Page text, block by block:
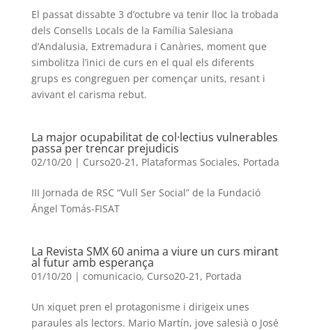
El passat dissabte 3 d’octubre va tenir lloc la trobada
dels Consells Locals de la Família Salesiana
d’Andalusia, Extremadura i Canàries, moment que
simbolitza l’inici de curs en el qual els diferents
grups es congreguen per començar units, resant i
avivant el carisma rebut.
La major ocupabilitat de col·lectius vulnerables
passa per trencar prejudicis
02/10/20| Curso20-21 , Plataformas Sociales, Portada
III Jornada de RSC “Vull Ser Social” de la Fundació
Ángel Tomás-FISAT
La Revista SMX 60 anima a viure un curs mirant
al futur amb esperança
01/10/20| comunicacio, Curso20-21 , Portada
Un xiquet pren el protagonisme i dirigeix unes
paraules als lectors. Mario Martín, jove salesià o José